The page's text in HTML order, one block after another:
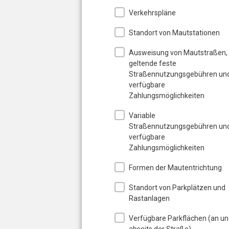
Verkehrspläne
Standort von Mautstationen
Ausweisung von Mautstraßen,
geltende feste
Straßennutzungsgebühren
verfügbare
Zahlungsmöglichkeiten
Variable
Straßennutzungsgebühren
verfügbare
Zahlungsmöglichkeiten
Formen der Mautentrichtung
Standort von Parkplätzen und
Rastanlagen
Verfügbare Parkflächen (an